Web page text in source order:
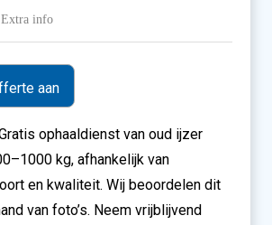
ophaaldienst van oud ijzer
kg, afhankelijk van
en kwaliteit. Wij beoordelen dit
van foto’s. Neem vrijblijvend